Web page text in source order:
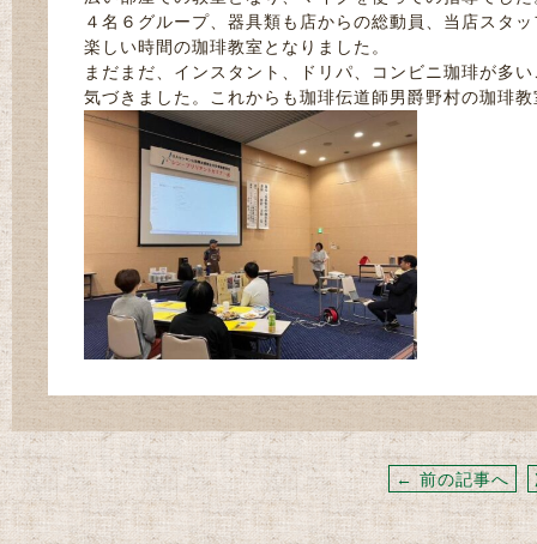
４名６グループ、器具類も店からの総動員、当店スタ
楽しい時間の珈琲教室となりました。
まだまだ、インスタント、ドリパ、コンビニ珈琲が多
気づきました。これからも珈琲伝道師男爵野村の珈琲
← 前の記事へ